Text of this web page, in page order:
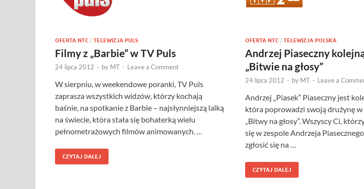
OFERTA NTC / TELEWIZJA PULS
Filmy z „Barbie” w TV Puls
24 lipca 2012 - by MT - Leave a Comment
W sierpniu, w weekendowe poranki, TV Puls
zaprasza wszystkich widzów, którzy kochają
baśnie, na spotkanie z Barbie – najsłynniejszą lalką
na świecie, która stała się bohaterką wielu
pełnometrażowych filmów animowanych. …
CZYTAJ DALEJ
OFERTA NTC / TELEWIZJA POLSKA
Andrzej Piaseczny
„Bitwie na głosy”
24 lipca 2012 - by MT - Leave a
Andrzej „Piasek” Piaseczny jest
która poprowadzi swoją drużynę
„Bitwy na głosy”. Wszyscy Ci,
się w zespole Andrzeja
zgłosić się na …
CZYTAJ DALEJ